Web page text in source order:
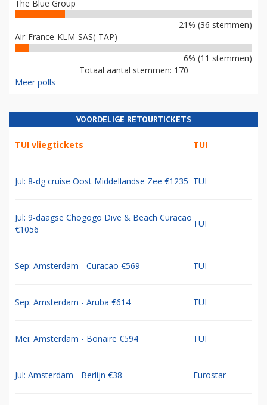
The Blue Group
21% (36 stemmen)
Air-France-KLM-SAS(-TAP)
6% (11 stemmen)
Totaal aantal stemmen: 170
Meer polls
VOORDELIGE RETOURTICKETS
TUI vliegtickets TUI
Jul: 8-dg cruise Oost Middellandse Zee €1235 TUI
Jul: 9-daagse Chogogo Dive & Beach Curacao
€1056
TUI
Sep: Amsterdam - Curacao €569 TUI
Sep: Amsterdam - Aruba €614 TUI
Mei: Amsterdam - Bonaire €594 TUI
Jul: Amsterdam - Berlijn €38 Eurostar